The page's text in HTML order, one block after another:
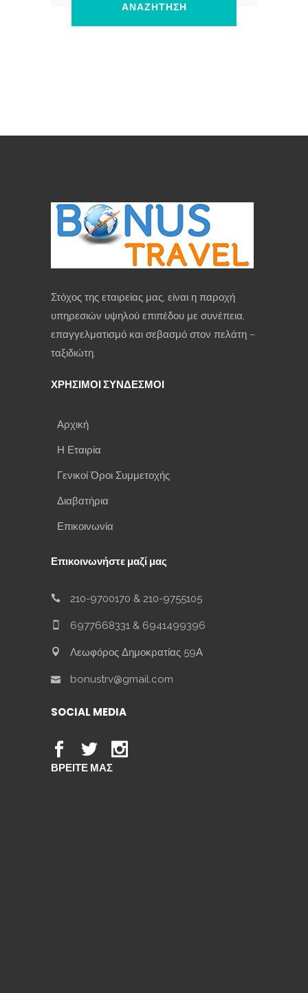
Στόχος της εταιρείας μας, είναι η παροχή
υπηρεσιών υψηλού επιπέδου με συνέπεια,
επαγγελματισμό και σεβασμό στον πελάτη –
ταξιδιώτη.
ΧΡΗΣΙΜΟΙ ΣΥΝΔΕΣΜΟΙ
Αρχική
Η Εταιρία
Γενικοί Όροι Συμμετοχής
Διαβατήρια
Επικοινωνία
Επικοινωνήστε μαζί μας
210-9700170 & 210-9755105
6977668331 & 6941499396
Λεωφόρος Δημοκρατίας 59Α
bonustrv@gmail.com
SOCIAL MEDIA
ΒΡΕΙΤΕ ΜΑΣ